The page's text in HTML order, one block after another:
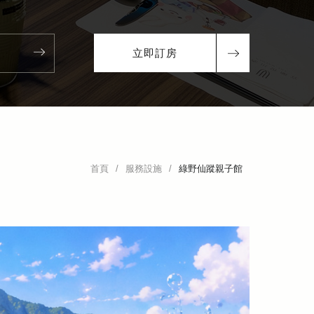
立即訂房
首頁 / 服務設施 / 綠野仙蹤親子館